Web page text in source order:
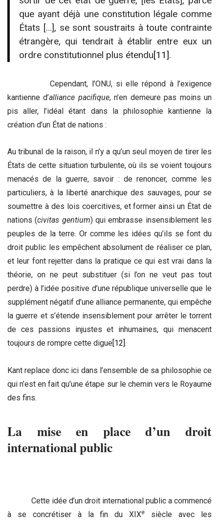
que ayant déjà une constitution légale comme
États […], se sont soustraits à toute contrainte
étrangère, qui tendrait à établir entre eux un
ordre constitutionnel plus étendu[11].
Cependant, l’ONU, si elle répond à l’exigence
kantienne d’alliance pacifique, n’en demeure pas moins un
pis aller, l’idéal étant dans la philosophie kantienne la
création d’un État de nations :
Au tribunal de la raison, il n’y a qu’un seul moyen de tirer les
États de cette situation turbulente, où ils se voient toujours
menacés de la guerre, savoir : de renoncer, comme les
particuliers, à la liberté anarchique des sauvages, pour se
soumettre à des lois coercitives, et former ainsi un État de
nations (civitas gentium) qui embrasse insensiblement les
peuples de la terre. Or comme les idées qu’ils se font du
droit public les empêchent absolument de réaliser ce plan,
et leur font rejetter dans la pratique ce qui est vrai dans la
théorie, on ne peut substituer (si l’on ne veut pas tout
perdre) à l’idée positive d’une république universelle que le
supplément négatif d’une alliance permanente, qui empêche
la guerre et s’étende insensiblement pour arrêter le torrent
de ces passions injustes et inhumaines, qui menacent
toujours de rompre cette digue [12] .
Kant replace donc ici dans l’ensemble de sa philosophie ce
qui n’est en fait qu’une étape sur le chemin vers le Royaume
des fins.
La mise en place d’un droit
international public
Cette idée d’un droit international public a commencé
à se concrétiser à la fin du XIXe siècle avec les